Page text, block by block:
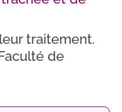
traitement.
de